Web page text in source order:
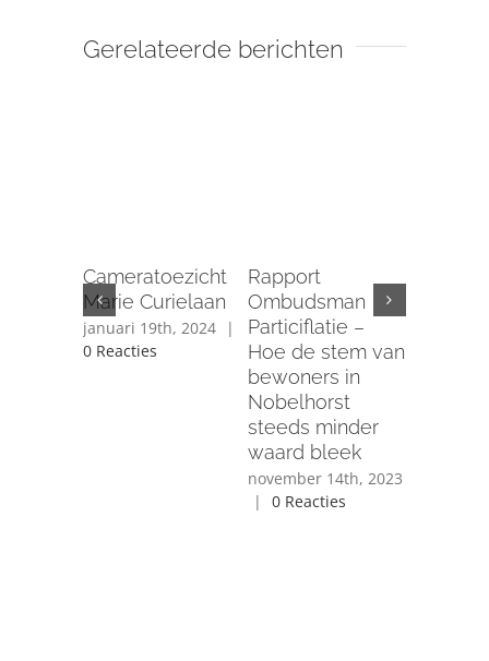
Gerelateerde berichten
Cameratoezicht
Marie Curielaan
januari 19th, 2024
|
0 Reacties
Rapport
Ombudsman
Particiflatie –
Hoe de stem van
bewoners in
Nobelhorst
steeds minder
waard bleek
november 14th, 2023
|
0 Reacties